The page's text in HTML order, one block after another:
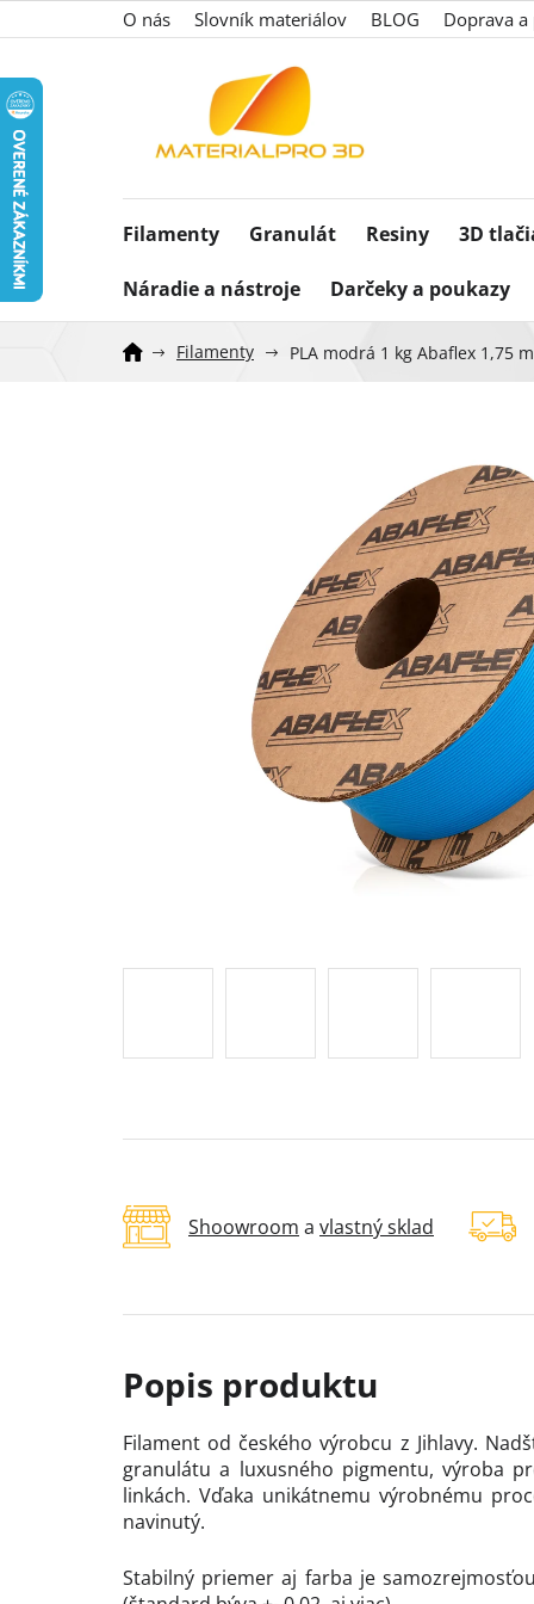
na
O nás Slovník materiálov BLOG Doprava
Filamenty Granulát Resiny 3D
Náradie a nástroje Darčeky a poukazy
Filamenty PLA modrá 1 kg Abaflex 1,75
Shoowroom a vlastný sklad
Filament od českého výrobcu z Jihlavy.
granulátu a luxusného pigmentu, výroba
linkách. Vďaka unikátnemu výrobnému
navinutý.
Stabilný priemer aj farba je